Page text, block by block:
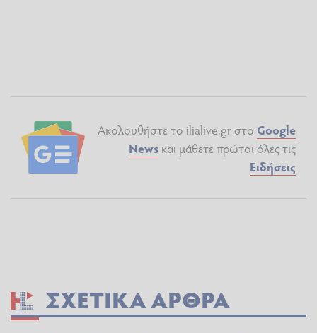
Ακολουθήστε το ilialive.gr στο Google
News και μάθετε πρώτοι όλες τις
Ειδήσεις
ΣΧΕΤΙΚΆ ΆΡΘΡΑ